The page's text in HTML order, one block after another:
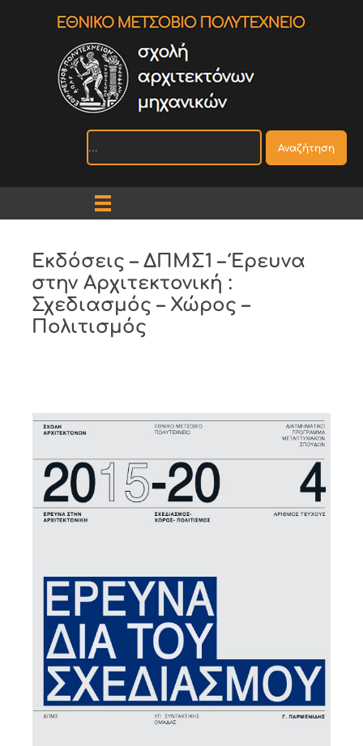
Αναζήτηση
Εκδόσεις – ΔΠΜΣ1 – Έρευνα
στην Αρχιτεκτονική :
Σχεδιασμός – Χώρος –
Πολιτισμός